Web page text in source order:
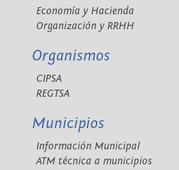
Economía y Hacienda
Organización y RRHH
Organismos
CIPSA
REGTSA
Municipios
Información Municipal
ATM técnica a municipios